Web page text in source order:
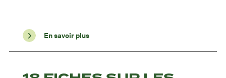
En savoir plus